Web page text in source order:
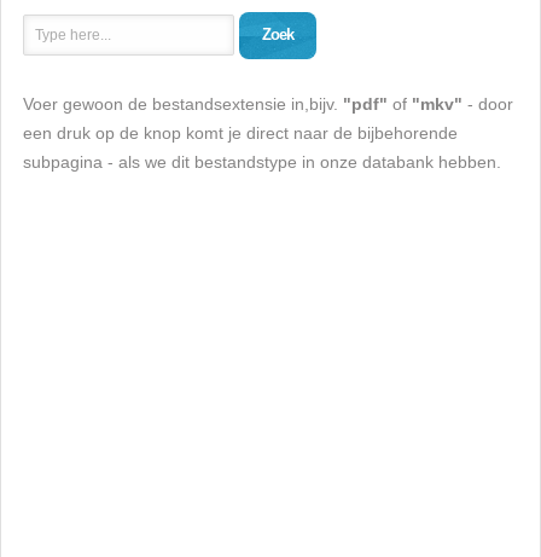
Zoek
Voer gewoon de bestandsextensie in,bijv. "pdf" of "mkv" - door
een druk op de knop komt je direct naar de bijbehorende
subpagina - als we dit bestandstype in onze databank hebben.